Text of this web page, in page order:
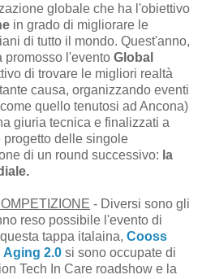
globale che ha l'obiettivo
in grado di migliorare le
di tutto il mondo. Quest'anno,
promosso l'evento Global
di trovare le migliori realtà
causa, organizzando eventi
quello tenutosi ad Ancona)
giuria tecnica e finalizzati a
delle singole
di un round successivo: la
- Diversi sono gli
reso possibile l'evento di
tappa italaina, Cooss
Aging 2.0 si sono occupate di
Tech In Care roadshow e la